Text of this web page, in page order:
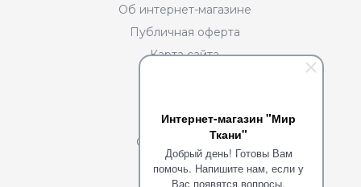
Интернет-магазин "Мир
Ткани"
Добрый день! Готовы Вам
помочь. Напишите нам, если у
Вас появятся вопросы.
Об интернет-магазине
Публичная оферта
Карта сайта
О нас
Сотрудничество
Портфолио